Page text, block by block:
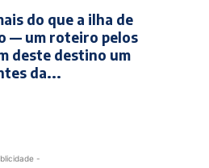
do que a ilha de
— um roteiro pelos
deste destino um
da...
-